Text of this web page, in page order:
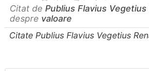
Citat de Publius Flavius Vegetius
despre valoare
Citate Publius Flavius Vegetius